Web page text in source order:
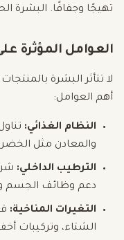
تهيجًا وجفافًا. البشرة
العوامل المؤثرة
لا تتأثر البشرة
أهم العوامل:
النظام الغذائي:
والمعادن مثل
الترطيب الداخلي:
دعم وظائف الجسم
التغيرات المناخية:
الشتاء، وتركيبات